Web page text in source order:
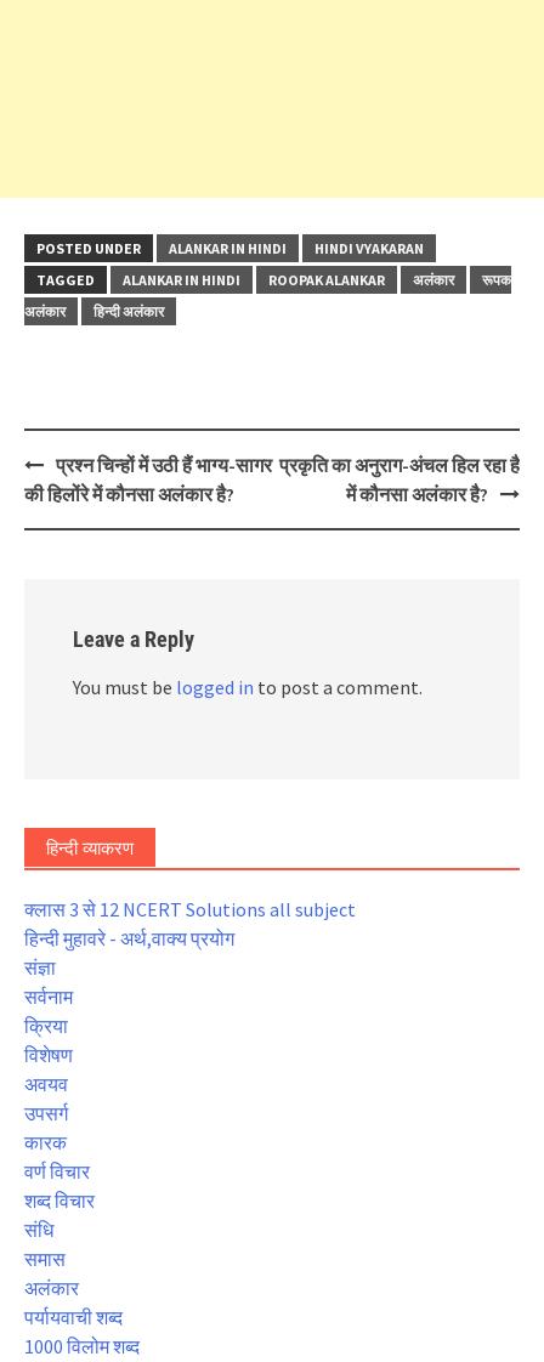
POSTED UNDER ALANKAR IN HINDI
HINDI VYAKARAN
TAGGED
ALANKAR IN HINDI ROOPAK ALANKAR अलंकार
रूपक
अलंकार
हिन्दी अलंकार
Post
navigation
प्रश्न चिन्हों में उठी हैं भाग्य-सागर
की हिलोंरे में कौनसा अलंकार है?
प्रकृति का अनुराग-अंचल हिल रहा है
में कौनसा अलंकार है?
Leave a Reply
You must be logged in to post a comment.
हिन्दी व्याकरण
क्लास 3 से 12 NCERT Solutions all subject
हिन्दी मुहावरे - अर्थ,वाक्य प्रयोग
संज्ञा
सर्वनाम
क्रिया
विशेषण
अवयव
उपसर्ग
कारक
वर्ण विचार
शब्द विचार
संधि
समास
अलंकार
पर्यायवाची शब्द
1000 विलोम शब्द